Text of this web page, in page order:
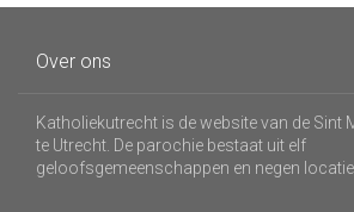
Over ons
Katholiekutrecht is de website van de Sint
te Utrecht. De parochie bestaat uit elf
geloofsgemeenschappen en negen